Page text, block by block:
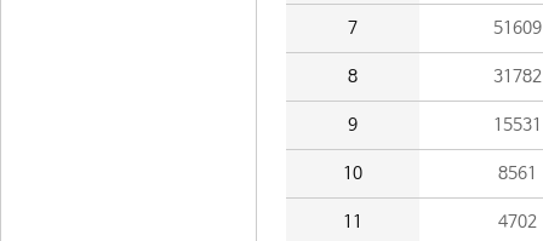
7 51609
8 31782
9 15531
10 8561
11 4702